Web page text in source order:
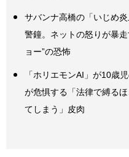
サバンナ高橋の「いじめ
警鐘。ネットの怒りが暴
ョー”の恐怖
「ホリエモンAI」が10歳
が危惧する「法律で縛る
てしまう」皮肉